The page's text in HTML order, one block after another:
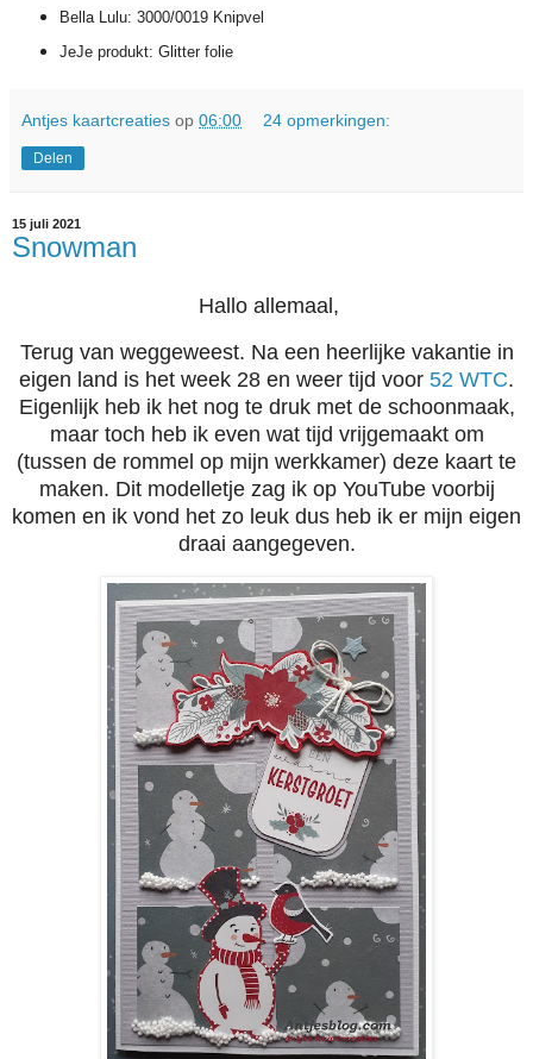
Bella Lulu: 3000/0019 Knipvel
JeJe produkt: Glitter folie
Antjes kaartcreaties op 06:00 24 opmerkingen:
Delen
15 juli 2021
Snowman
Hallo allemaal,
Terug van weggeweest. Na een heerlijke vakantie in
eigen land is het week 28 en weer tijd voor 52 WTC.
Eigenlijk heb ik het nog te druk met de schoonmaak,
maar toch heb ik even wat tijd vrijgemaakt om
(tussen de rommel op mijn werkkamer) deze kaart te
maken. Dit modelletje zag ik op YouTube voorbij
komen en ik vond het zo leuk dus heb ik er mijn eigen
draai aangegeven.